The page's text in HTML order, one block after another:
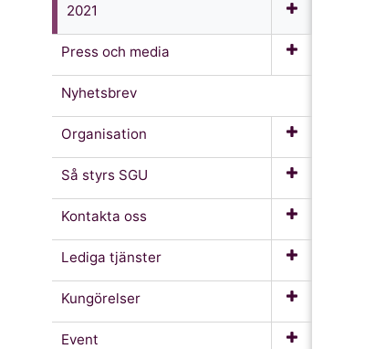
2021
Press och media
Nyhetsbrev
Organisation
Så styrs SGU
Kontakta oss
Lediga tjänster
Kungörelser
Event